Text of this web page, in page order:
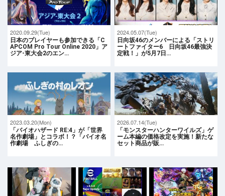
2020.09.29(Tue)
日本のプレイヤーも参加できる「C
APCOM Pro Tour Online 2020」ア
ジア-東大会2のエン…
2024.05.07(Tue)
日向坂46のメンバーによる「ストリ
ートファイター6 日向坂46最強決
定戦！」が5月7日…
2023.03.20(Mon)
「バイオハザード RE:4」が「世界
名作劇場」とコラボ！？「バイオ名
作劇場 ふしぎの…
2026.07.14(Tue)
「モンスターハンターワイルズ」ゲ
ーム本編の価格改定を実施！新たな
セット商品が販…